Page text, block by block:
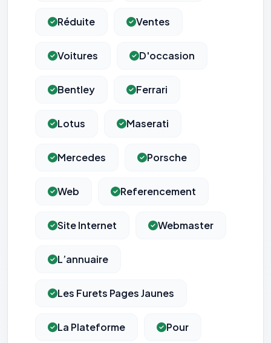
Réduite Ventes
Voitures D'occasion
Bentley Ferrari
Lotus Maserati
Mercedes Porsche
Web Referencement
Site Internet Webmaster
L’annuaire
Les Furets Pages Jaunes
La Plateforme Pour